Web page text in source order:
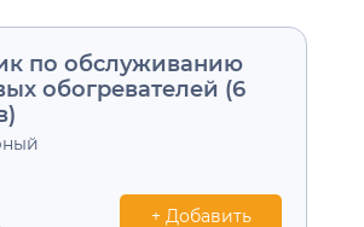
по обслуживанию
обогревателей (6
+ Добавить